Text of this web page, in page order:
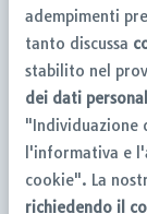
adempimenti
tanto discussa
stabilito nel
dei dati
"Individuazione
l'informativa e
cookie". La
richiedendo il